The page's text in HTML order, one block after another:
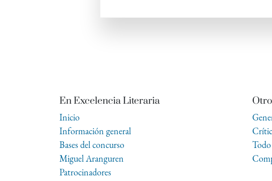
En Excelencia Literaria
Inicio
Información general
Bases del concurso
Miguel Aranguren
Patrocinadores